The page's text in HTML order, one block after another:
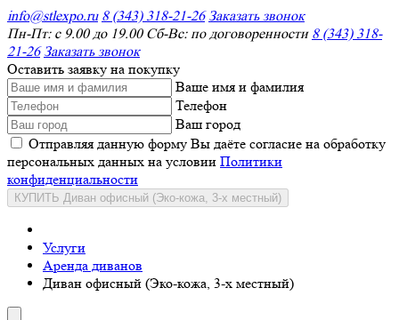
info@stlexpo.ru 8 (343) 318-21-26 Заказать звонок
Пн-Пт: с 9.00 до 19.00 Сб-Вс: по договоренности 8 (343) 318-
21-26 Заказать звонок
Оставить заявку на покупку
Ваше имя и фамилия
Телефон
Ваш город
Отправляя данную форму Вы даёте согласие на обработку
персональных данных на условии Политики
конфиденциальности
КУПИТЬ Диван офисный (Эко-кожа, 3-х местный)
Услуги
Аренда диванов
Диван офисный (Эко-кожа, 3-х местный)